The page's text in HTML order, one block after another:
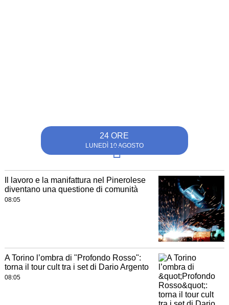
24 ORE
LUNEDÌ 10 AGOSTO
Il lavoro e la manifattura nel Pinerolese
diventano una questione di comunità
08:05
A Torino l’ombra di "Profondo Rosso":
torna il tour cult tra i set di Dario Argento
08:05